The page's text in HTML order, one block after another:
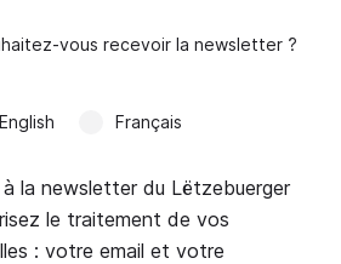
vous recevoir la newsletter ?
English Français
la newsletter du Lëtzebuerger
le traitement de vos
: votre email et votre